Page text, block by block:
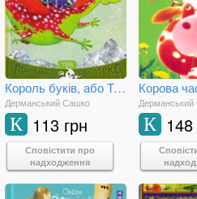
Король буків, або Таємниця Смарагдової Книги
Дерманський Сашко
113 грн
К
Сповістити про
надходження
148
К